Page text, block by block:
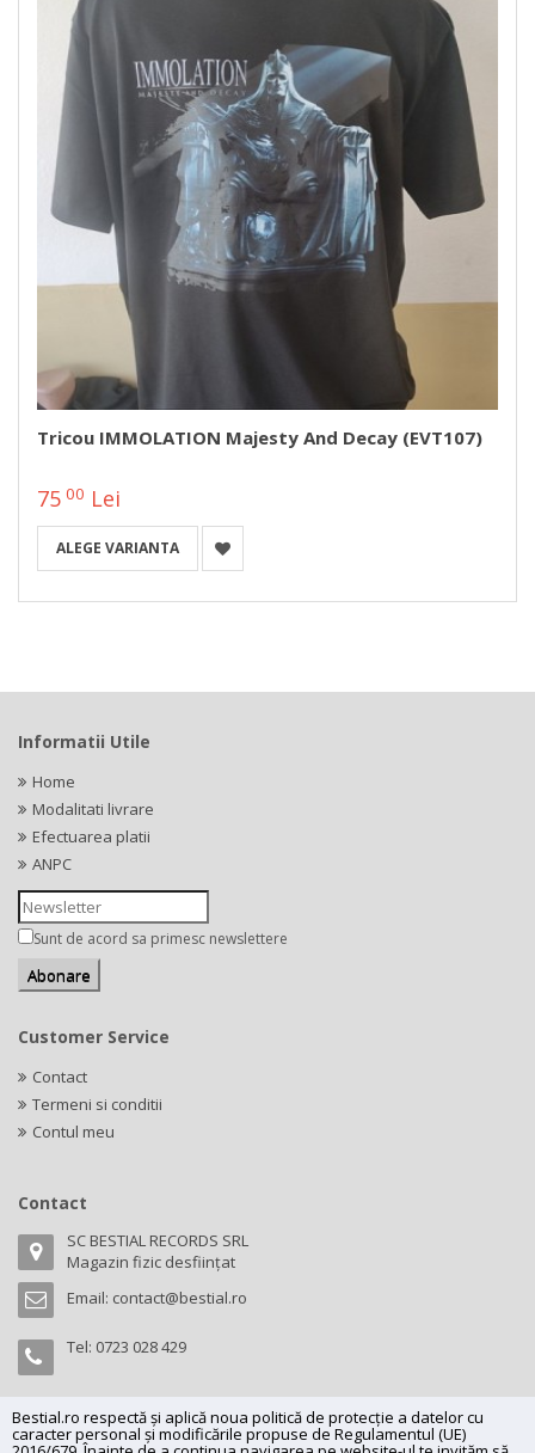
Tricou IMMOLATION Majesty And Decay (EVT107)
75 00 Lei
ALEGE VARIANTA
Bestial.ro respectă și aplică noua politică de protecție a datelor cu
caracter personal și modificările propuse de Regulamentul (UE)
Informatii Utile
Home
Modalitati livrare
Efectuarea platii
ANPC
Sunt de acord sa primesc newslettere
Customer Service
Contact
Termeni si conditii
Contul meu
Contact
SC BESTIAL RECORDS SRL
Magazin fizic desființat
Email: contact@bestial.ro
Tel: 0723 028 429
Copyright (C) 2026bestial.ro -All rights reserved.